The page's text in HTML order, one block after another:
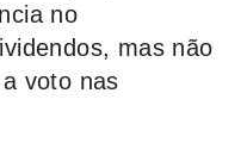
no
mas não
voto nas